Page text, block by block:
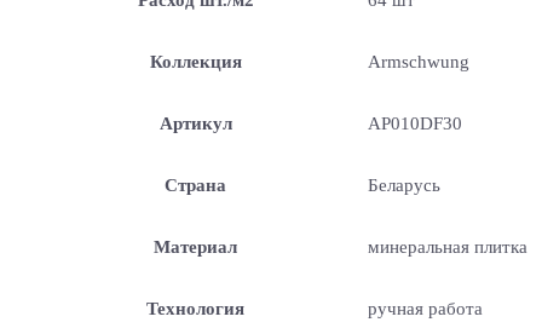
Коллекция Armschwung
Артикул AP010DF30
Страна Беларусь
Материал минеральная плитка
Технология ручная работа